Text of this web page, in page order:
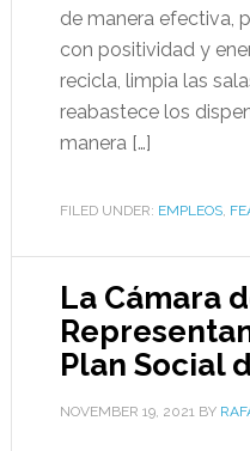
de manera efectiva,
con positividad y
recicla, limpia las
reabastece los
manera […]
FILED UNDER: EMPLEOS,
La Cámara
Plan Social
NOVEMBER 19, 2021BY